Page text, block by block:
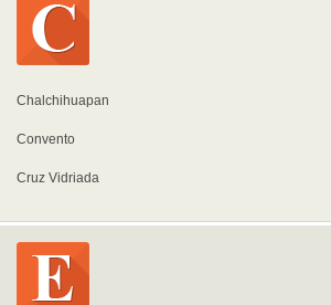
Chalchihuapan
Convento
Cruz Vidriada